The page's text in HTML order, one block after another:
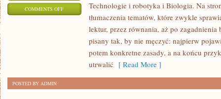
COMMENTS OFFON
Technologie i robotyka i Biologia. Na
tłumaczenia tematów, które zwykle
lektur, przez równania, aż po zagadnienia
pisany tak, by nie męczyć: najpierw
potem konkretne zasady, a na końcu
utrwalić [ Read More ]
POSTED BY ADMIN